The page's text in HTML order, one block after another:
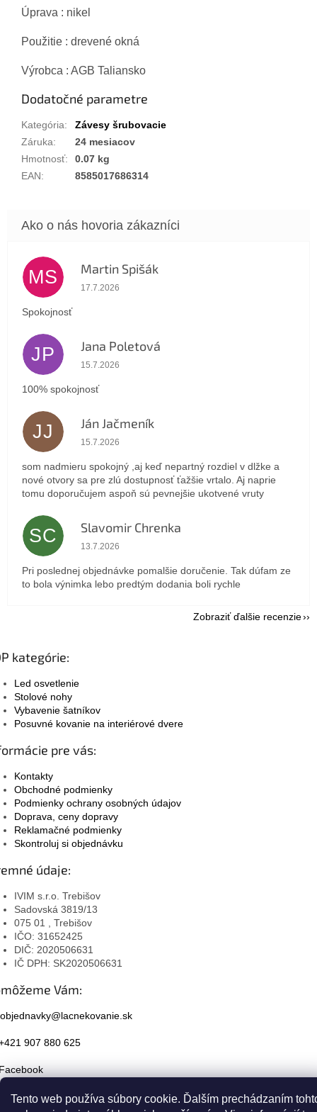
Tento web používa súbory cookie. Ďalším prechádzaním
Úprava : nikel
Použitie : drevené okná
Výrobca : AGB Taliansko
Dodatočné parametre
Kategória:
Závesy šrubovacie
Záruka:
24 mesiacov
Hmotnosť:
0.07 kg
EAN: 8585017686314
MS Martin Spišák
Hodnotenie obchodu je 5 z 5 hviezdičiek.
17.7.2026
Spokojnosť
JP Jana Poletová
Hodnotenie obchodu je 5 z 5 hviezdičiek.
15.7.2026
100% spokojnosť
JJ Ján Jačmeník
Hodnotenie obchodu je 5 z 5 hviezdičiek.
15.7.2026
som nadmieru spokojný ,aj keď nepartný rozdiel v dlžke a
nové otvory sa pre zlú dostupnosť ťažšie vrtalo. Aj naprie
tomu doporučujem aspoň sú pevnejšie ukotvené vruty
SC Slavomir Chrenka
Hodnotenie obchodu je 5 z 5 hviezdičiek.
13.7.2026
Pri poslednej objednávke pomalšie doručenie. Tak dúfam ze
to bola výnimka lebo predtým dodania boli rychle
Zobraziť ďalšie recenzie
kategórie:
Led osvetlenie
Stolové nohy
Vybavenie šatníkov
Posuvné kovanie na interiérové dvere
pre vás:
Kontakty
Obchodné podmienky
Podmienky ochrany osobných údajov
Doprava, ceny dopravy
Reklamačné podmienky
Skontroluj si objednávku
údaje:
IVIM s.r.o. Trebišov
Sadovská 3819/13
075 01 , Trebišov
IČO: 31652425
DIČ: 2020506631
IČ DPH: SK2020506631
Vám:
objednavky@lacnekovanie.sk
907 880 625